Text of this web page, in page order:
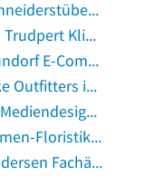
bis Silkes Schneiderstüberl in Ruhmannsfelden
bis Siloah St. Trudpert Klinikum Notfallpraxis der Ärzteschaft Pforzheim in Pforzheim
bis Silvan Mundorf E-Commerce Beratung in Köln
bis Silver Lake Outfitters in Rotenburg, Wümme
bis Silvertab Mediendesign GbR in Bassenheim
bis Silvia Blumen-Floristik am Cine Star Inh.Franke in Eisenhüttenstadt
bis Silvia Feddersen Fachärztin für Orthopädie in Kiel